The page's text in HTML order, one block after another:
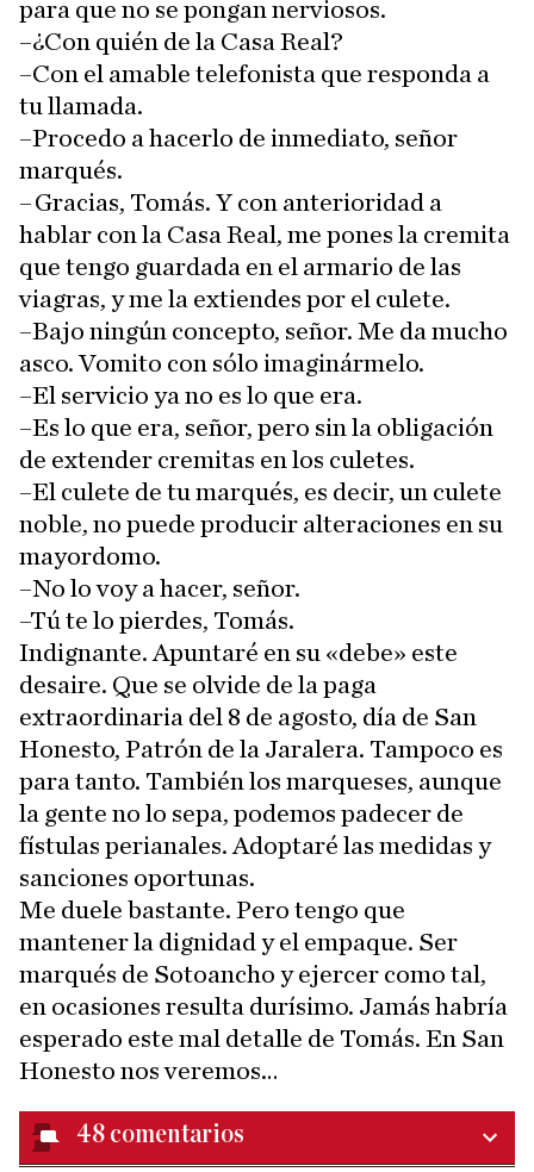
para que no se pongan nerviosos.
–¿Con quién de la Casa Real?
–Con el amable telefonista que responda a
tu llamada.
–Procedo a hacerlo de inmediato, señor
marqués.
–Gracias, Tomás. Y con anterioridad a
hablar con la Casa Real, me pones la cremita
que tengo guardada en el armario de las
viagras, y me la extiendes por el culete.
–Bajo ningún concepto, señor. Me da mucho
asco. Vomito con sólo imaginármelo.
–El servicio ya no es lo que era.
–Es lo que era, señor, pero sin la obligación
de extender cremitas en los culetes.
–El culete de tu marqués, es decir, un culete
noble, no puede producir alteraciones en su
mayordomo.
–No lo voy a hacer, señor.
–Tú te lo pierdes, Tomás.
Indignante. Apuntaré en su «debe» este
desaire. Que se olvide de la paga
extraordinaria del 8 de agosto, día de San
Honesto, Patrón de la Jaralera. Tampoco es
para tanto. También los marqueses, aunque
la gente no lo sepa, podemos padecer de
fístulas perianales. Adoptaré las medidas y
sanciones oportunas.
Me duele bastante. Pero tengo que
mantener la dignidad y el empaque. Ser
marqués de Sotoancho y ejercer como tal,
en ocasiones resulta durísimo. Jamás habría
esperado este mal detalle de Tomás. En San
Honesto nos veremos…
48 comentarios